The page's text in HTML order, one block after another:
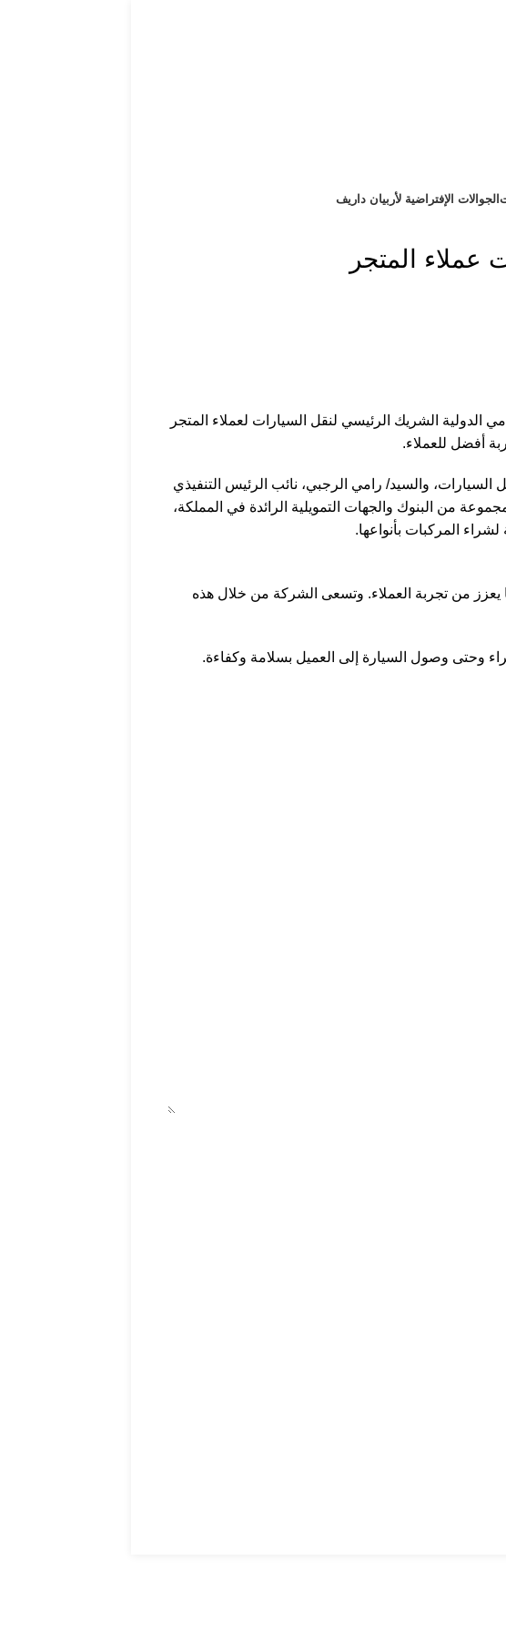
الجوالات الإفتراضية لأربيان داريف
عملاء المتجر
الدولية الشريك الرئيسي لنقل السيارات لعملاء المتجر
أفضل للعملاء.
والسيد/ رامي الرجبي، نائب الرئيس التنفيذي
من البنوك والجهات التمويلية الرائدة في المملكة،
المركبات بأنواعها.
يعزز من تجربة العملاء. وتسعى الشركة من خلال هذه
وحتى وصول السيارة إلى العميل بسلامة وكفاءة.